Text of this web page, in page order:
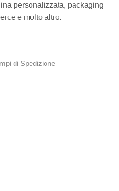
personalizzata, packaging
e molto altro.
di Spedizione